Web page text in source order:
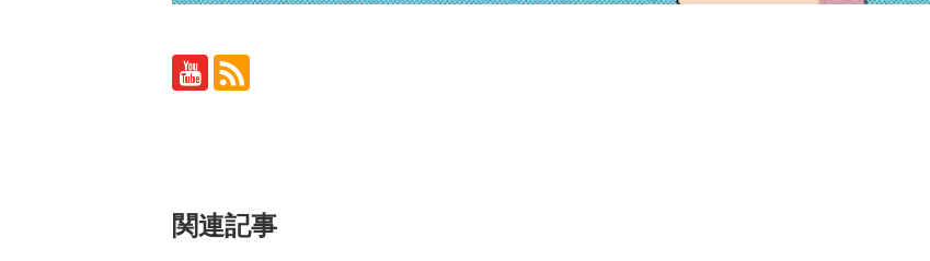
関連記事